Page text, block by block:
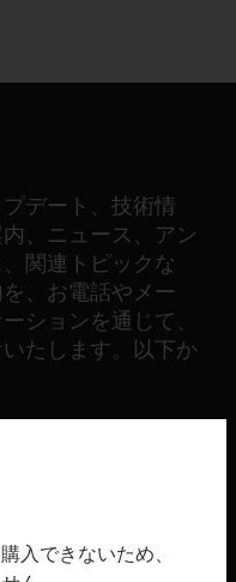
デート、技術情
、ニュース、アン
関連トピックな
、お電話やメー
ションを通じて、
たします。以下か
入できないため、